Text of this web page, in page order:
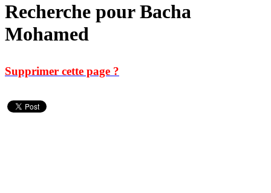
Recherche pour Bacha
Mohamed
Supprimer cette page ?